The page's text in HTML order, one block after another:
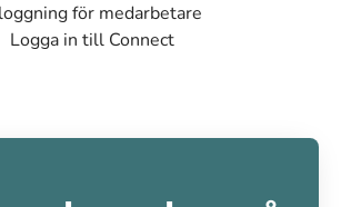
för medarbetare
Logga in till Connect